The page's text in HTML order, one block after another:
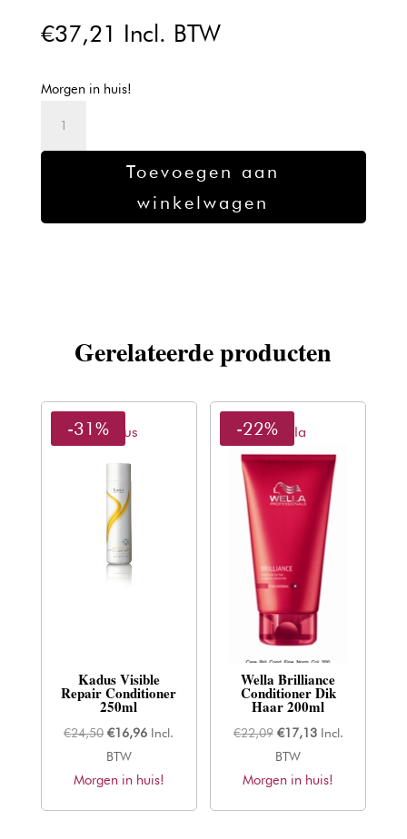
€37,21 Incl. BTW
Morgen in huis!
Toevoegen aan
winkelwagen
Gerelateerde producten
Kadus
-31%
Kadus Visible
Repair Conditioner
250ml
€24,50 Oorspronkelijke
prijs
was:
€16,96Huidige
is:
Incl.
BTW
Morgen in huis!
Wella
-22%
Wella Brilliance
Conditioner Dik
Haar 200ml
€22,09 Oorspronkelijke
prijs
was:
€17,13Huidige
is:
Incl.
BTW
Morgen in huis!